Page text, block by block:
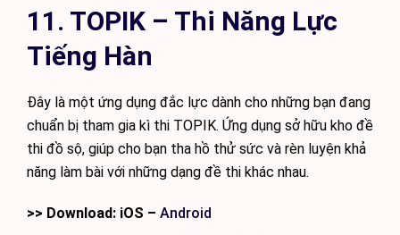
11. TOPIK – Thi Năng Lực
Tiếng Hàn
Đây là một ứng dụng đắc lực dành cho những bạn đang
chuẩn bị tham gia kì thi TOPIK. Ứng dụng sở hữu kho đề
thi đồ sộ, giúp cho bạn tha hồ thử sức và rèn luyện khả
năng làm bài với những dạng đề thi khác nhau.
>> Download: iOS – Android